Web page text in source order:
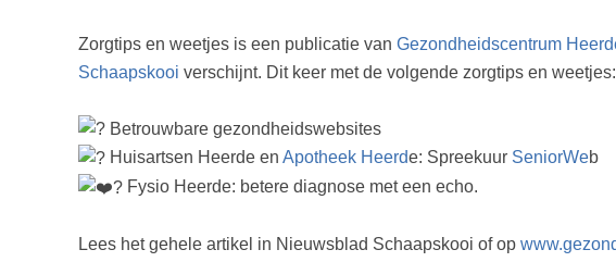
Zorgtips en weetjes is een publicatie van Gezondheidscentrum
Schaapskooi verschijnt. Dit keer met de volgende zorgtips en weetjes:
Betrouwbare gezondheidswebsites
Huisartsen Heerde en Apotheek Heerde: Spreekuur SeniorWeb
Fysio Heerde: betere diagnose met een echo.
Lees het gehele artikel in Nieuwsblad Schaapskooi of op